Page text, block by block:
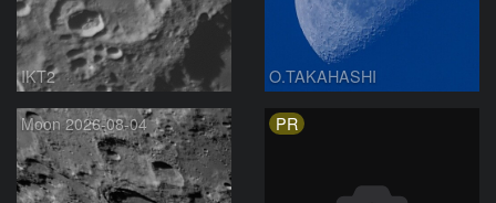
IKT2 O.TAKAHASHI
Moon 2026-08-04 PR